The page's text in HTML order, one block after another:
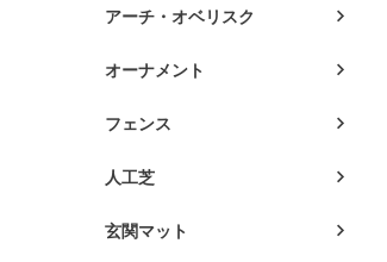
アーチ・オベリスク
オーナメント
フェンス
人工芝
玄関マット